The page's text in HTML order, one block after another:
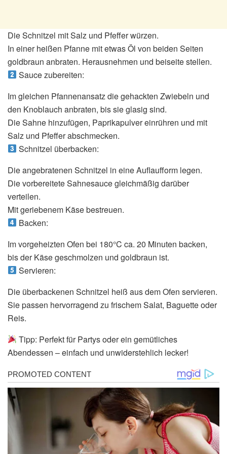
Die Schnitzel mit Salz und Pfeffer würzen.
In einer heißen Pfanne mit etwas Öl von beiden Seiten
goldbraun anbraten. Herausnehmen und beiseite stellen.
Sauce zubereiten:
Im gleichen Pfannenansatz die gehackten Zwiebeln und
den Knoblauch anbraten, bis sie glasig sind.
Die Sahne hinzufügen, Paprikapulver einrühren und mit
Salz und Pfeffer abschmecken.
Schnitzel überbacken:
Die angebratenen Schnitzel in eine Auflaufform legen.
Die vorbereitete Sahnesauce gleichmäßig darüber
verteilen.
Mit geriebenem Käse bestreuen.
Backen:
Im vorgeheizten Ofen bei 180°C ca. 20 Minuten backen,
bis der Käse geschmolzen und goldbraun ist.
Servieren:
Die überbackenen Schnitzel heiß aus dem Ofen servieren.
Sie passen hervorragend zu frischem Salat, Baguette oder
Reis.
Tipp: Perfekt für Partys oder ein gemütliches
Abendessen – einfach und unwiderstehlich lecker!